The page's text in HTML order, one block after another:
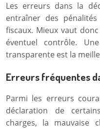
Les erreurs dans la
entraîner des
fiscaux. Mieux vaut
éventuel contrôle.
transparente est la
Erreurs fréquentes
Parmi les erreurs
déclaration de
charges, la mauvaise